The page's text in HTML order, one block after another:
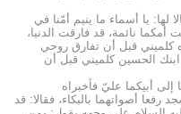
يا أسماء ما ينيم أمّنا في
نائمة، قد فارقت الدنيا،
كلميني قبل أن تفارق روحي
الحسين كلميني قبل أن
إلى أبيكما عليّ فأخبراه
أصواتهما بالبكاء، فقالا: قد